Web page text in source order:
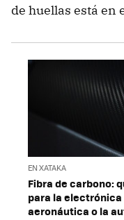
de huellas está en
EN XATAKA
Fibra de carbono:
para la
aeronáutica o la